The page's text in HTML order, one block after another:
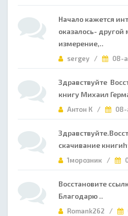
Начало кажется
оказалось- другой
измерение,..
sergey / 08-
Здравствуйте
книгу Михаил
Антон К / 08-
скачивание
1морозник /
Восстановите
Благодарю ..
Romank262 /